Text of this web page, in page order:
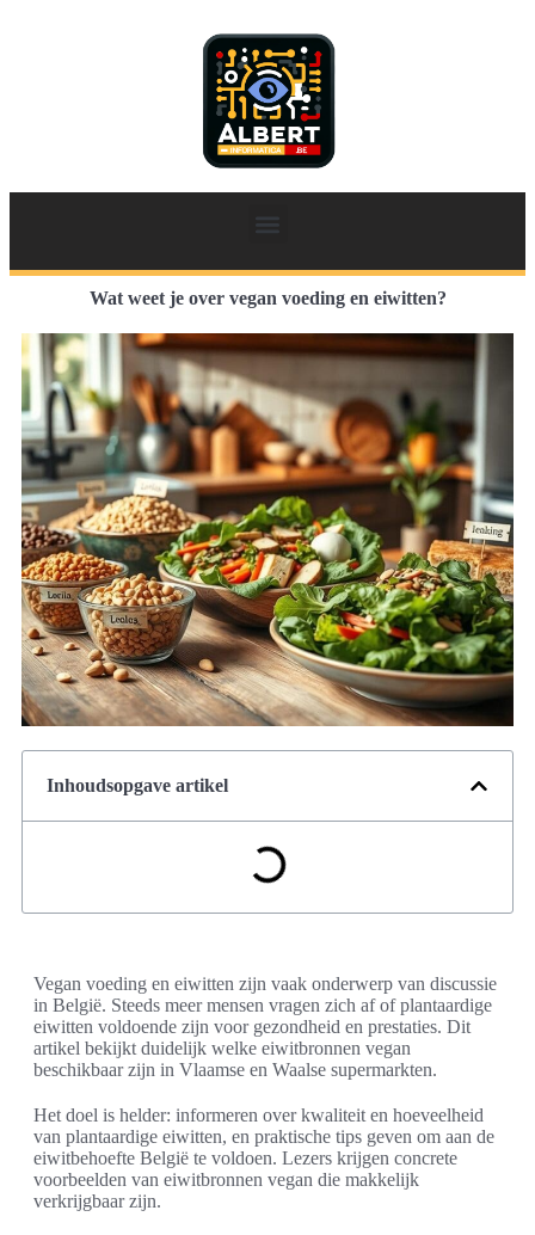
Wat weet je over vegan voeding en eiwitten?
Inhoudsopgave artikel
Vegan voeding en eiwitten zijn vaak onderwerp van discussie
in België. Steeds meer mensen vragen zich af of plantaardige
eiwitten voldoende zijn voor gezondheid en prestaties. Dit
artikel bekijkt duidelijk welke eiwitbronnen vegan
beschikbaar zijn in Vlaamse en Waalse supermarkten.
Het doel is helder: informeren over kwaliteit en hoeveelheid
van plantaardige eiwitten, en praktische tips geven om aan de
eiwitbehoefte België te voldoen. Lezers krijgen concrete
voorbeelden van eiwitbronnen vegan die makkelijk
verkrijgbaar zijn.